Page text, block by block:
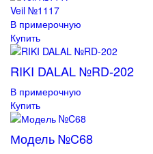
Veil №1117
В примерочную
Купить
RIKI DALAL №RD-202
В примерочную
Купить
Модель №C68